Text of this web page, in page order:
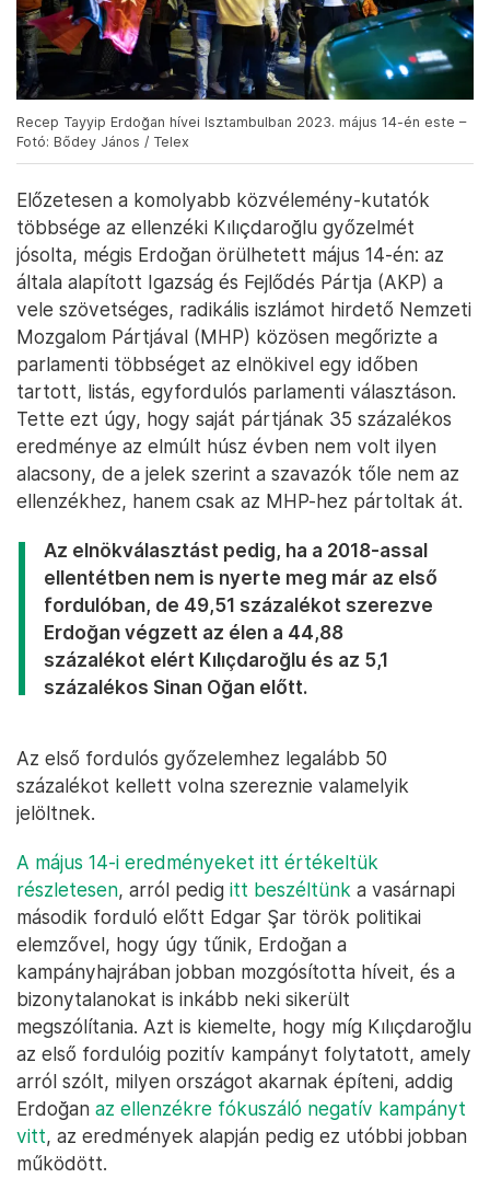
Recep Tayyip Erdoğan hívei Isztambulban 2023. május 14-én este –
Fotó: Bődey János / Telex
Előzetesen a komolyabb közvélemény-kutatók
többsége az ellenzéki Kılıçdaroğlu győzelmét
jósolta, mégis Erdoğan örülhetett május 14-én: az
általa alapított Igazság és Fejlődés Pártja (AKP) a
vele szövetséges, radikális iszlámot hirdető Nemzeti
Mozgalom Pártjával (MHP) közösen megőrizte a
parlamenti többséget az elnökivel egy időben
tartott, listás, egyfordulós parlamenti választáson.
Tette ezt úgy, hogy saját pártjának 35 százalékos
eredménye az elmúlt húsz évben nem volt ilyen
alacsony, de a jelek szerint a szavazók tőle nem az
ellenzékhez, hanem csak az MHP-hez pártoltak át.
Az elnökválasztást pedig, ha a 2018-assal
ellentétben nem is nyerte meg már az első
fordulóban, de 49,51 százalékot szerezve
Erdoğan végzett az élen a 44,88
százalékot elért Kılıçdaroğlu és az 5,1
százalékos Sinan Oğan előtt.
Az első fordulós győzelemhez legalább 50
százalékot kellett volna szereznie valamelyik
jelöltnek.
A május 14-i eredményeket itt értékeltük
részletesen, arról pedig itt beszéltünk a vasárnapi
második forduló előtt Edgar Şar török politikai
elemzővel, hogy úgy tűnik, Erdoğan a
kampányhajrában jobban mozgósította híveit, és a
bizonytalanokat is inkább neki sikerült
megszólítania. Azt is kiemelte, hogy míg Kılıçdaroğlu
az első fordulóig pozitív kampányt folytatott, amely
arról szólt, milyen országot akarnak építeni, addig
Erdoğan az ellenzékre fókuszáló negatív kampányt
vitt, az eredmények alapján pedig ez utóbbi jobban
működött.